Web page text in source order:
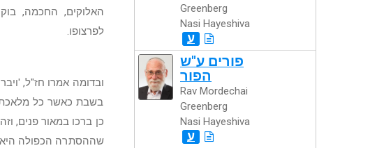
האלוקים, החכמה,
לפרצופו.
ובדומה אמרו חז"ל,
בשבת כאשר כל מלאכתו
כן ברכו במאור פנים,
שההסתרה הכפולה היא
Greenberg
Nasi Hayeshiva
ע
פורים ע"ש
הפור
Rav Mordechai
Greenberg
Nasi Hayeshiva
ע